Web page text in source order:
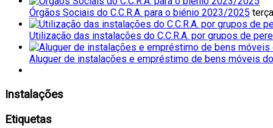
Órgãos Sociais do C.C.R.A. para o biénio 2023/2025
Utilização das instalações do C.C.R.A. por grupos de
Aluguer de instalações e empréstimo de bens móveis do
Instalações
Etiquetas